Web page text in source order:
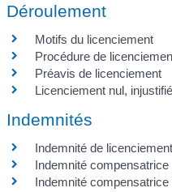
Déroulement
Motifs du licenciement
Procédure de
Préavis de licenciement
Licenciement nul,
Indemnités
Indemnité de
Indemnité compensatrice
Indemnité